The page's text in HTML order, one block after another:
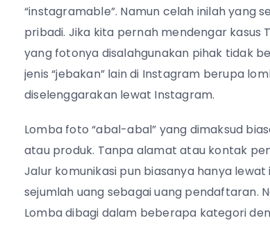
“instagramable”. Namun celah inilah yang
pribadi. Jika kita pernah mendengar kasus
yang fotonya disalahgunakan pihak tidak
jenis “jebakan” lain di Instagram berupa
diselenggarakan lewat Instagram.
Lomba foto “abal-abal” yang dimaksud
atau produk. Tanpa alamat atau kontak
Jalur komunikasi pun biasanya hanya
sejumlah uang sebagai uang pendaftaran.
Lomba dibagi dalam beberapa kategori